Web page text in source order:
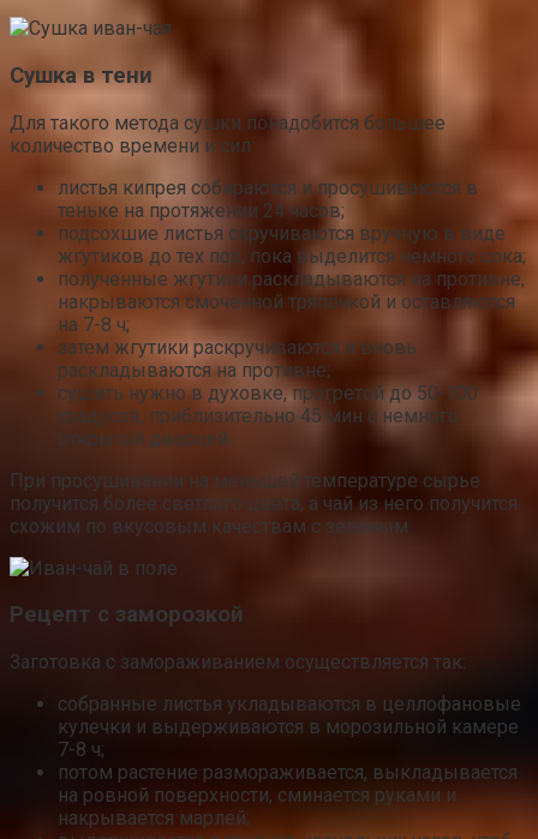
Сушка в тени
Для такого метода сушки понадобится большее
количество времени и сил:
листья кипрея собираются и просушиваются в
теньке на протяжении 24 часов;
подсохшие листья скручиваются вручную в виде
жгутиков до тех пор, пока выделится немного сока;
полученные жгутики раскладываются на противне,
накрываются смоченной тряпочкой и оставляются
на 7-8 ч;
затем жгутики раскручиваются и вновь
раскладываются на противне;
сушить нужно в духовке, прогретой до 50-100
градусов, приблизительно 45 мин с немного
открытой дверцей.
При просушивании на меньшей температуре сырье
получится более светлого цвета, а чай из него получится
схожим по вкусовым качествам с зеленым.
Рецепт с заморозкой
Заготовка с замораживанием осуществляется так:
собранные листья укладываются в целлофановые
кулечки и выдерживаются в морозильной камере
7-8 ч;
потом растение размораживается, выкладывается
на ровной поверхности, сминается руками и
накрывается марлей;